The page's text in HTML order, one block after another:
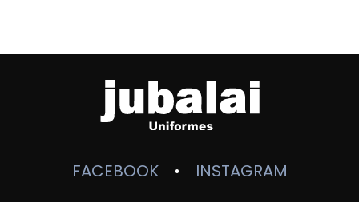
FACEBOOK • INSTAGRAM